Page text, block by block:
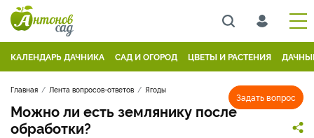
КАЛЕНДАРЬ ДАЧНИКА САД И ОГОРОД ЦВЕТЫ И РАСТЕНИЯ
Задать вопрос
Главная Лента вопросов-ответов Ягоды
Можно ли есть землянику после
обработки?